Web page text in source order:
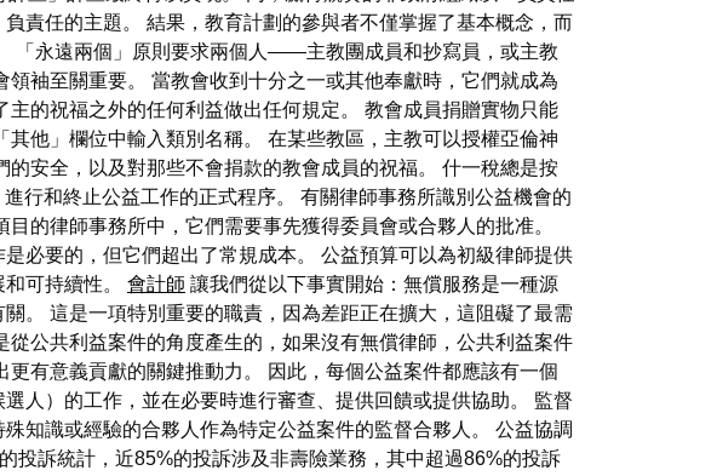
任的主題。 結果，教育計劃的參與者不僅掌握了基本概念，而
「永遠兩個」原則要求兩個人——主教團成員和抄寫員，或主教
袖至關重要。 當教會收到十分之一或其他奉獻時，它們就成為
的祝福之外的任何利益做出任何規定。 教會成員捐贈實物只能
他」欄位中輸入類別名稱。 在某些教區，主教可以授權亞倫神
安全，以及對那些不會捐款的教會成員的祝福。 什一稅總是按
行和終止公益工作的正式程序。 有關律師事務所識別公益機會的
的律師事務所中，它們需要事先獲得委員會或合夥人的批准。
必要的，但它們超出了常規成本。 公益預算可以為初級律師提供
可持續性。 會計師 讓我們從以下事實開始：無償服務是一種源
。 這是一項特別重要的職責，因為差距正在擴大，這阻礙了最需
公共利益案件的角度產生的，如果沒有無償律師，公共利益案件
有意義貢獻的關鍵推動力。 因此，每個公益案件都應該有一個
人）的工作，並在必要時進行審查、提供回饋或提供協助。 監督
知識或經驗的合夥人作為特定公益案件的監督合夥人。 公益協調
投訴統計，近85%的投訴涉及非壽險業務，其中超過86%的投訴